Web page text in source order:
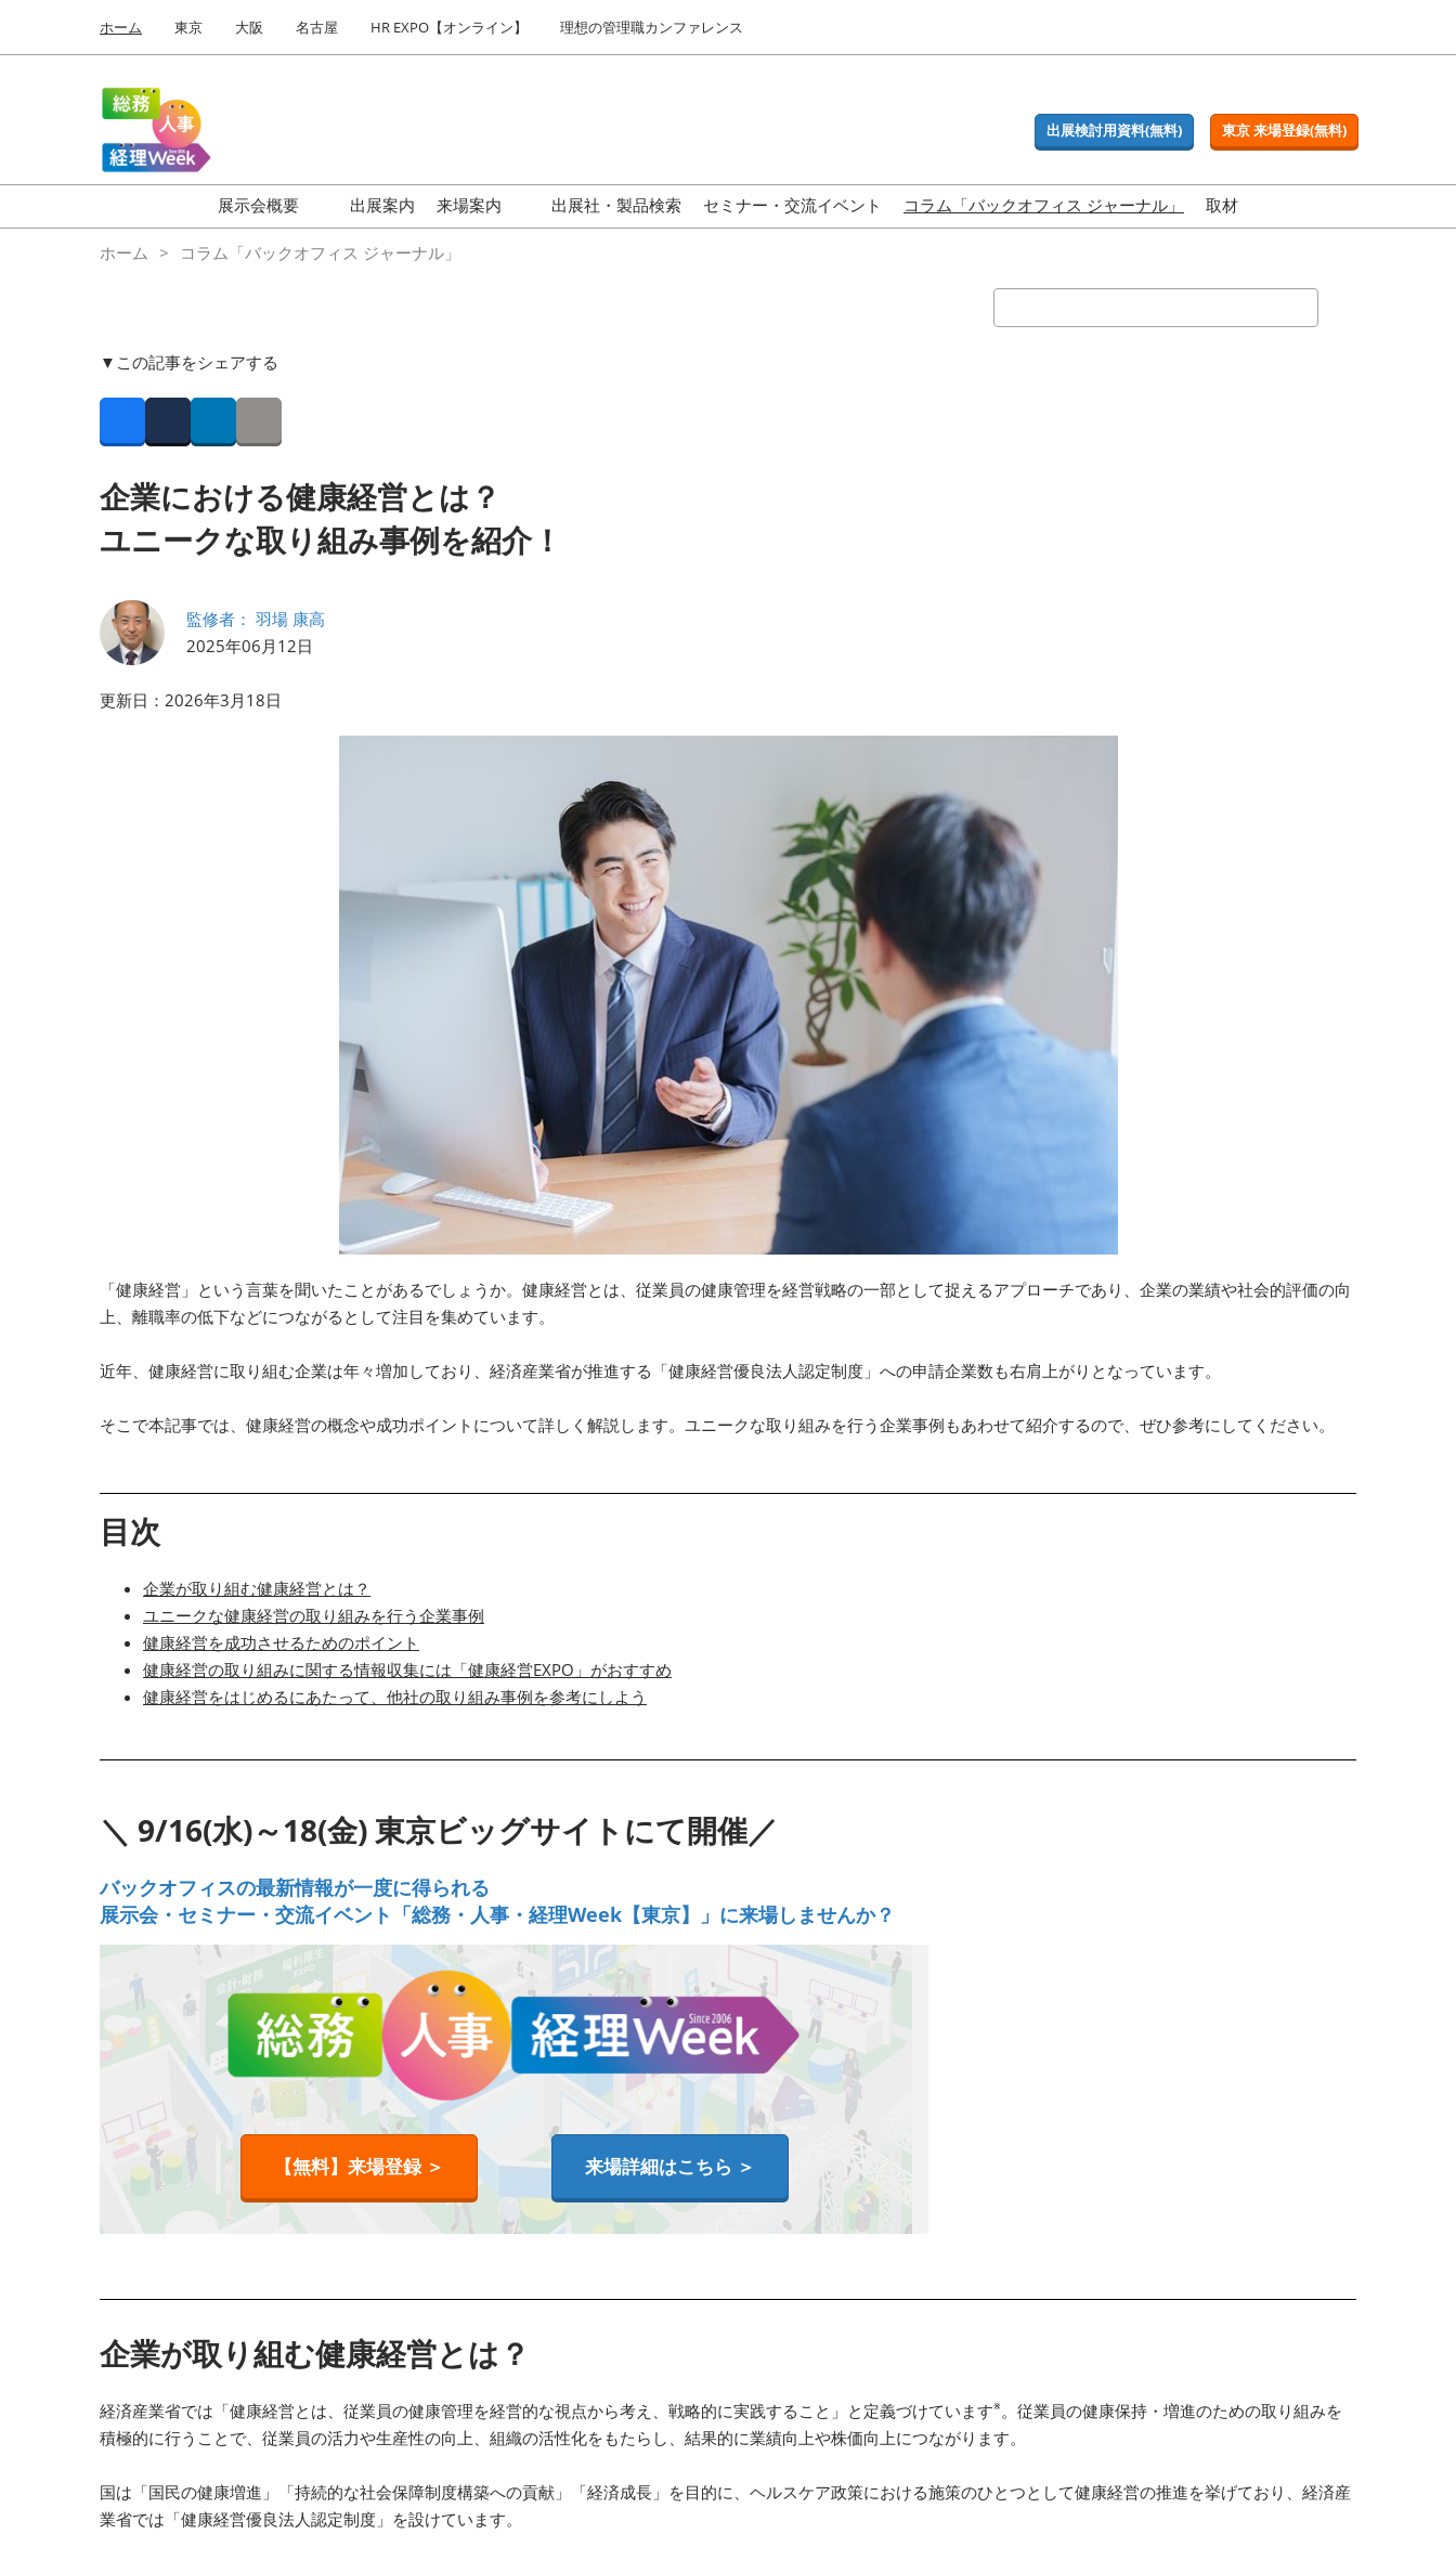
キ
プ
し
て
進
to
ホーム 東京 大阪 名古屋 HR EXPO【オンライン】 理想の管理職カンファレンス
出展検討用資料(無料) 東京 来場登録(無料)
展示会概要
HR EXPO
福利厚生 EXPO
健康経営 EXPO
オフィス防災 EXPO
会計・財務 EXPO
法務・コンプライアンス
【2026年9月より】バック
オフィスAIエージェント
EXPO
出展案内
来場案内
出展社・製品検索 セミナー・交流イベント コラム「バックオフィス ジャーナル」 取材
ホーム コラム「バックオフィス ジャーナル」
▼この記事をシェアする
企業における健康経営とは？
ユニークな取り組み事例を紹介！
監修者： 羽場 康高
2025年06月12日
更新日：2026年3月18日
「健康経営」という言葉を聞いたことがあるでしょうか。健康経営とは、従業員の健康管理を経営戦略の一部として捉えるアプローチであり、企業の業績や社会的評価の向
上、離職率の低下などにつながるとして注目を集めています。
近年、健康経営に取り組む企業は年々増加しており、経済産業省が推進する「健康経営優良法人認定制度」への申請企業数も右肩上がりとなっています。
そこで本記事では、健康経営の概念や成功ポイントについて詳しく解説します。ユニークな取り組みを行う企業事例もあわせて紹介するので、ぜひ参考にしてください。
目次
企業が取り組む健康経営とは？
ユニークな健康経営の取り組みを行う企業事例
健康経営を成功させるためのポイント
健康経営の取り組みに関する情報収集には「健康経営EXPO」がおすすめ
健康経営をはじめるにあたって、他社の取り組み事例を参考にしよう
＼ 9/16(水)～18(金) 東京ビッグサイトにて開催／
バックオフィスの最新情報が一度に得られる
展示会・セミナー・交流イベント「総務・人事・経理Week【東京】」に来場しませんか？
【無料】来場登録 ＞ 来場詳細はこちら ＞
企業が取り組む健康経営とは？
経済産業省では「健康経営とは、従業員の健康管理を経営的な視点から考え、戦略的に実践すること」と定義づけています※ 。従業員の健康保持・増進のための取り組みを
積極的に行うことで、従業員の活力や生産性の向上、組織の活性化をもたらし、結果的に業績向上や株価向上につながります。
国は「国民の健康増進」「持続的な社会保障制度構築への貢献」「経済成長」を目的に、ヘルスケア政策における施策のひとつとして健康経営の推進を挙げており、経済産
業省では「健康経営優良法人認定制度」を設けています。